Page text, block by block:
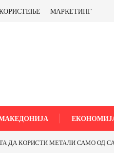
МАРКЕТИНГ
КОРИСТИ МЕТАЛИ САМО ОД САД